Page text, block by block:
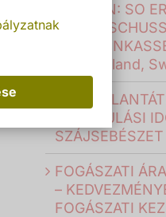
UNGARN: SO
DEN
Deutschland,
GYÓGYULÁSI
FOGÁSZATI
–
FOGÁSZATI